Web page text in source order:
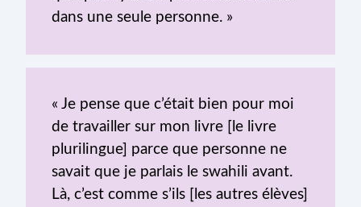
dans une seule personne. »
« Je pense que c’était bien pour moi
de travailler sur mon livre [le livre
plurilingue] parce que personne ne
savait que je parlais le swahili avant.
Là, c’est comme s’ils [les autres élèves]